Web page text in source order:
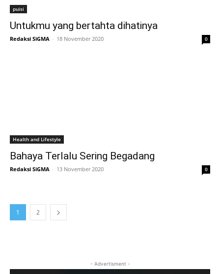
puisi
Untukmu yang bertahta dihatinya
Redaksi SiGMA - 18 November 2020 0
Health and Lifestyle
Bahaya Terlalu Sering Begadang
Redaksi SiGMA - 13 November 2020 0
1 2
- Advertisment -